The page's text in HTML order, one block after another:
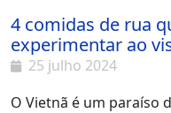
4 comidas de rua
experimentar ao
25 julho 2024
O Vietnã é um paraíso